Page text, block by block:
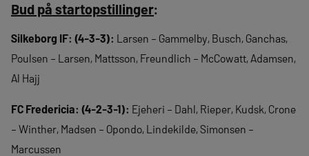
Bud på startopstillinger:
Silkeborg IF: (4-3-3): Larsen – Gammelby, Busch, Ganchas,
Poulsen – Larsen, Mattsson, Freundlich – McCowatt, Adamsen,
Al Hajj
FC Fredericia: (4-2-3-1): Ejeheri – Dahl, Rieper, Kudsk, Crone
– Winther, Madsen – Opondo, Lindekilde, Simonsen –
Marcussen